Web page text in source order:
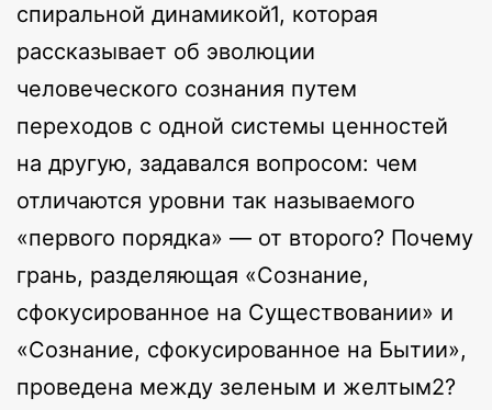
спиральной динамикой1, которая
рассказывает об эволюции
человеческого сознания путем
переходов с одной системы ценностей
на другую, задавался вопросом: чем
отличаются уровни так называемого
«первого порядка» — от второго? Почему
грань, разделяющая «Сознание,
сфокусированное на Существовании» и
«Сознание, сфокусированное на Бытии»,
проведена между зеленым и желтым2?